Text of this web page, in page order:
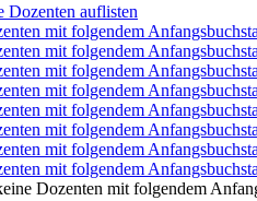
Dozenten auflisten
mit folgendem
mit folgendem
mit folgendem
mit folgendem
mit folgendem
mit folgendem
mit folgendem
mit folgendem
Dozenten mit folgendem